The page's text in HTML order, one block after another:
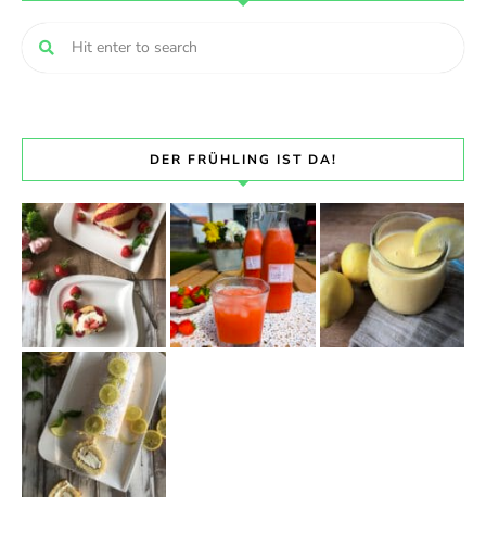
DER FRÜHLING IST DA!